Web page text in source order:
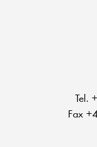
Tel.
Fax